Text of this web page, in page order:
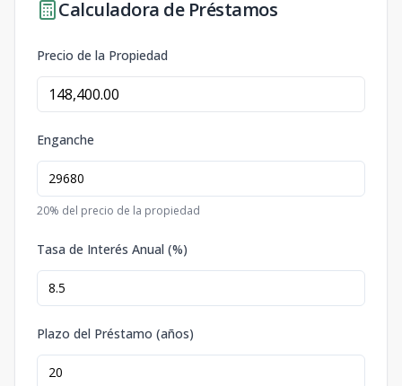
Calculadora de Préstamos
Precio de la Propiedad
Enganche
20% del precio de la propiedad
Tasa de Interés Anual (%)
Plazo del Préstamo (años)